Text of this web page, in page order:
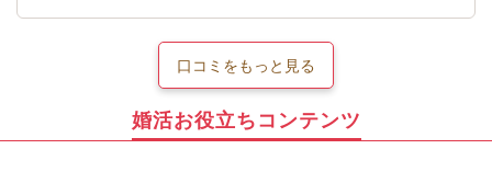
口コミをもっと見る
婚活お役立ちコンテンツ